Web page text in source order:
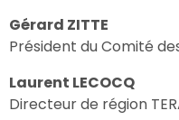
Gérard ZITTE
Président du Comité
Laurent LECOCQ
Directeur de région